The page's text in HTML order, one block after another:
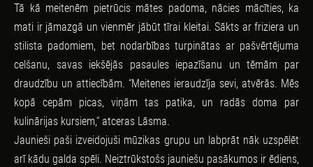
Tā kā meitenēm pietrūcis mātes padoma, nācies mācīties, ka
mati ir jāmazgā un vienmēr jābūt tīrai kleitai. Sākts ar friziera un
stilista padomiem, bet nodarbības turpinātas ar pašvērtējuma
celšanu, savas iekšējās pasaules iepazīšanu un tēmām par
draudzību un attiecībām. “Meitenes ieraudzīja sevi, atvērās. Mēs
kopā cepām picas, viņām tas patika, un radās doma par
kulinārijas kursiem,“ atceras Lāsma.
Jaunieši paši izveidojuši mūzikas grupu un labprāt nāk uzspēlēt
arī kādu galda spēli. Neiztrūkstošs jauniešu pasākumos ir ēdiens,